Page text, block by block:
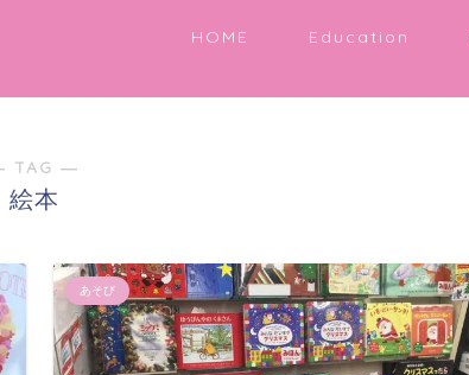
HOME Education
TAG ―
絵本
あそび